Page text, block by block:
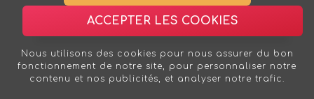
ACCEPTER LES COOKIES
Nous utilisons des cookies pour nous assurer du bon
fonctionnement de notre site, pour personnaliser notre
contenu et nos publicités, et analyser notre trafic.